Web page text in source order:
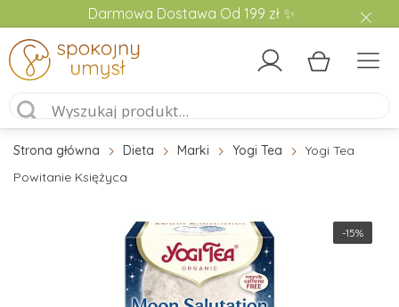
Darmowa Dostawa Od 199 zł ✨
Strona główna Dieta Marki Yogi Tea
Yogi Tea
Powitanie Księżyca
-15%